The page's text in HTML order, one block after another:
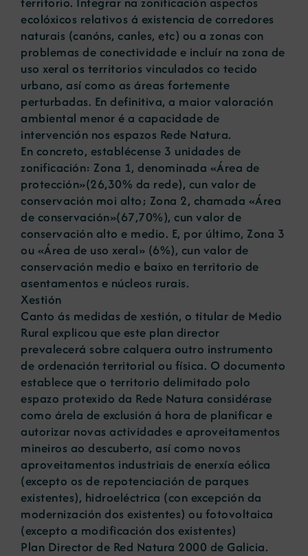
ecolóxicos relativos á existencia de corredores
naturais (canóns, canles, etc) ou a zonas con
problemas de conectividade e incluír na zona de
uso xeral os territorios vinculados co tecido
urbano, así como as áreas fortemente
perturbadas. En definitiva, a maior valoración
ambiental menor é a capacidade de
intervención nos espazos Rede Natura.
En concreto, establécense 3 unidades de
zonificación: Zona 1, denominada «Área de
protección»(26,30% da rede), cun valor de
conservación moi alto; Zona 2, chamada «Área
de conservación»(67,70%), cun valor de
conservación alto e medio. E, por último, Zona 3
ou «Área de uso xeral» (6%), cun valor de
conservación medio e baixo en territorio de
asentamentos e núcleos rurais.
Xestión
Canto ás medidas de xestión, o titular de Medio
Rural explicou que este plan director
prevalecerá sobre calquera outro instrumento
de ordenación territorial ou física. O documento
establece que o territorio delimitado polo
espazo protexido da Rede Natura considérase
como árela de exclusión á hora de planificar e
autorizar novas actividades e aproveitamentos
mineiros ao descuberto, así como novos
aproveitamentos industriais de enerxía eólica
(excepto os de repotenciación de parques
existentes), hidroeléctrica (con excepción da
modernización dos existentes) ou fotovoltaica
(excepto a modificación dos existentes)
Plan Director de Red Natura 2000 de Galicia.